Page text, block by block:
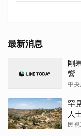
最新消息
剛
響
中央
罕
人
民